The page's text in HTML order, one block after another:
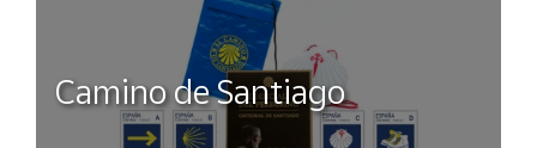
Camino de Santiago